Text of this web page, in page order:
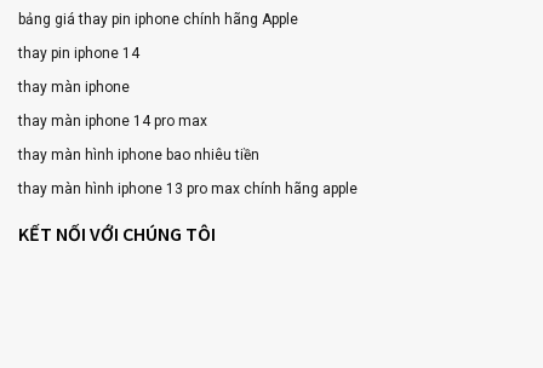
bảng giá thay pin iphone chính hãng Apple
thay pin iphone 14
thay màn iphone
thay màn iphone 14 pro max
thay màn hình iphone bao nhiêu tiền
thay màn hình iphone 13 pro max chính hãng apple
KẾT NỐI VỚI CHÚNG TÔI